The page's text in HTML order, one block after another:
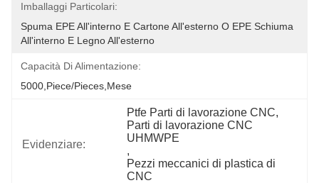
Imballaggi Particolari:
Spuma EPE All'interno E Cartone All'esterno O EPE Schiuma
All'interno E Legno All'esterno
Capacità Di Alimentazione:
5000,Piece/Pieces,Mese
Evidenziare:
Ptfe Parti di lavorazione CNC,
Parti di lavorazione CNC
UHMWPE
,
Pezzi meccanici di plastica di
CNC